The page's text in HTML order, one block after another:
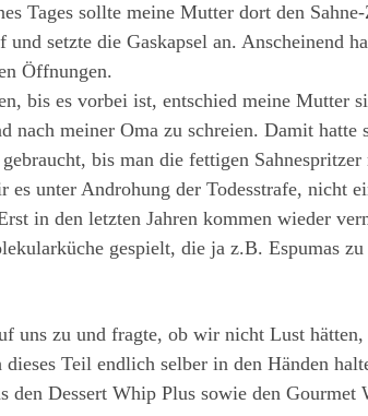
Tages sollte meine Mutter dort den
und setzte die Gaskapsel an. Anscheinend
Öffnungen.
bis es vorbei ist, entschied meine Mutter
nach meiner Oma zu schreien. Damit hatte
bis man die fettigen
unter Androhung der Todesstrafe, nicht
in den letzten Jahren kommen wieder
gespielt, die ja z.B. Espumas
uns zu und fragte, ob wir nicht Lust hätten,
Teil endlich selber in den Händen
Dessert Whip Plus sowie den Gourmet